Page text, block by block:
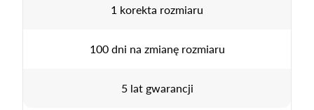
1 korekta rozmiaru
100 dni na zmianę rozmiaru
5 lat gwarancji